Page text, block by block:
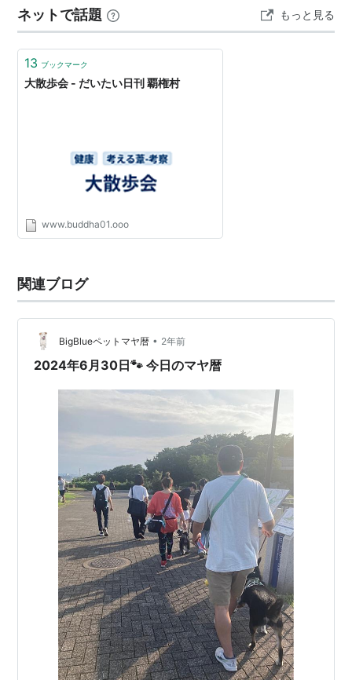
ジャー…
ネットで話題 もっと見る
13 ブックマーク
大散歩会 - だいたい日刊 覇権村
www.buddha01.ooo
関連ブログ
BigBlueペットマヤ暦 • 2年前
2024年6月30日🐾 今日のマヤ暦